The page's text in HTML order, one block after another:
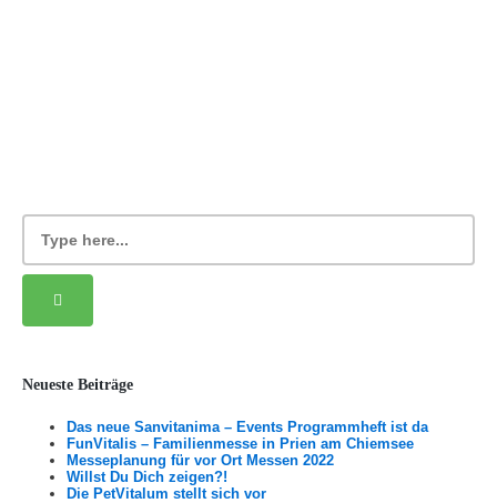
Neueste Beiträge
Das neue Sanvitanima – Events Programmheft ist da
FunVitalis – Familienmesse in Prien am Chiemsee
Messeplanung für vor Ort Messen 2022
Willst Du Dich zeigen?!
Die PetVitalum stellt sich vor